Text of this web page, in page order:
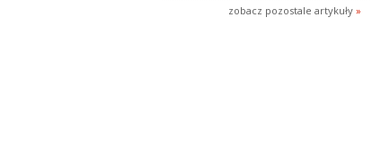
zobacz pozostale artykuły »